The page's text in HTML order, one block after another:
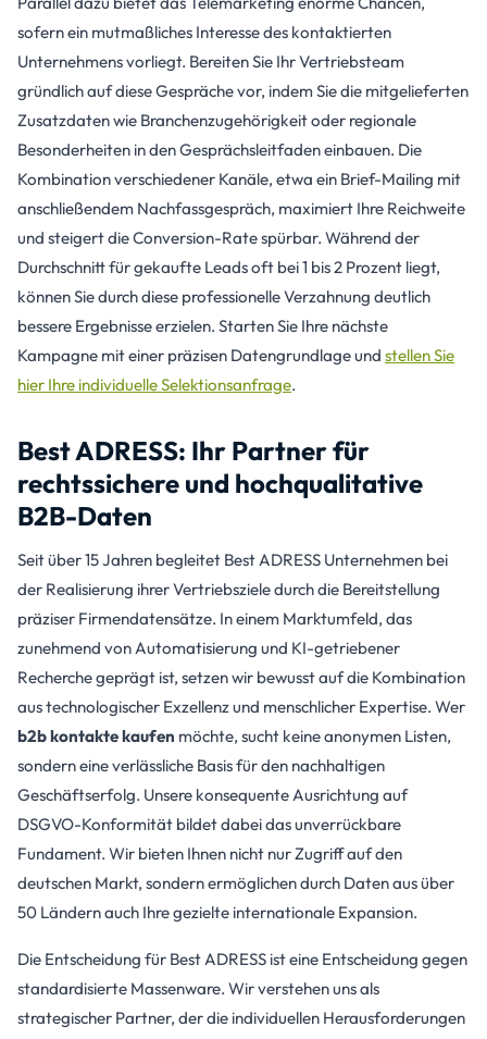
sofern ein mutmaßliches Interesse des kontaktierten
Unternehmens vorliegt. Bereiten Sie Ihr Vertriebsteam
gründlich auf diese Gespräche vor, indem Sie die mitgelieferten
Zusatzdaten wie Branchenzugehörigkeit oder regionale
Besonderheiten in den Gesprächsleitfaden einbauen. Die
Kombination verschiedener Kanäle, etwa ein Brief-Mailing mit
anschließendem Nachfassgespräch, maximiert Ihre Reichweite
und steigert die Conversion-Rate spürbar. Während der
Durchschnitt für gekaufte Leads oft bei 1 bis 2 Prozent liegt,
können Sie durch diese professionelle Verzahnung deutlich
bessere Ergebnisse erzielen. Starten Sie Ihre nächste
Kampagne mit einer präzisen Datengrundlage und stellen Sie
hier Ihre individuelle Selektionsanfrage.
Best ADRESS: Ihr Partner für
rechtssichere und hochqualitative
B2B-Daten
Seit über 15 Jahren begleitet Best ADRESS Unternehmen bei
der Realisierung ihrer Vertriebsziele durch die Bereitstellung
präziser Firmendatensätze. In einem Marktumfeld, das
zunehmend von Automatisierung und KI-getriebener
Recherche geprägt ist, setzen wir bewusst auf die Kombination
aus technologischer Exzellenz und menschlicher Expertise. Wer
b2b kontakte kaufen möchte, sucht keine anonymen Listen,
sondern eine verlässliche Basis für den nachhaltigen
Geschäftserfolg. Unsere konsequente Ausrichtung auf
DSGVO-Konformität bildet dabei das unverrückbare
Fundament. Wir bieten Ihnen nicht nur Zugriff auf den
deutschen Markt, sondern ermöglichen durch Daten aus über
50 Ländern auch Ihre gezielte internationale Expansion.
Die Entscheidung für Best ADRESS ist eine Entscheidung gegen
standardisierte Massenware. Wir verstehen uns als
strategischer Partner, der die individuellen Herausforderungen